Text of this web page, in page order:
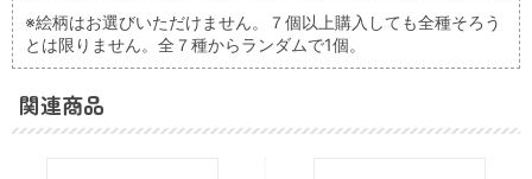
※絵柄はお選びいただけません。７個以上購入しても全種そろう
とは限りません。全７種からランダムで1個。
関連商品